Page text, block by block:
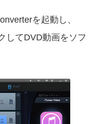
を起動し、
してDVD動画をソフ